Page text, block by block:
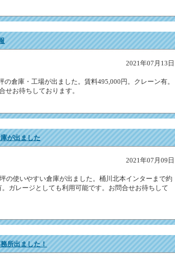
2021年07月13日
の倉庫・工場が出ました。賃料495,000円。クレーン有。
せお待ちしております。
が出ました
2021年07月09日
の使いやすい倉庫が出ました。桶川北本インターまで約
ガレージとしても利用可能です。お問合せお待ちして
所出ました！